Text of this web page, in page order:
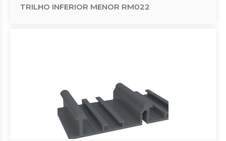
TRILHO INFERIOR MENOR RM022